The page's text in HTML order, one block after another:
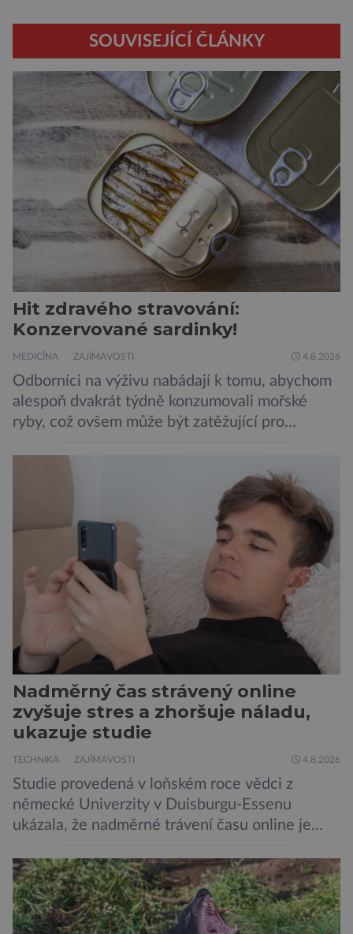
SOUVISEJÍCÍ ČLÁNKY
Hit zdravého stravování:
Konzervované sardinky!
MEDICÍNA ZAJÍMAVOSTI 4.8.2026
Odborníci na výživu nabádají k tomu, abychom
alespoň dvakrát týdně konzumovali mořské
ryby, což ovšem může být zatěžující pro
doporučení se nyní staly konzervované
sardinky, které si může dovolit opravdu každý
„Místo toho, aby poskytovaly izolované
mononutrienty, jsou rybí konzervy kompletní
potravinou,“ říká nutriční specialista Colin
Robertson a zdůrazňuje […]
Nadměrný čas strávený online
zvyšuje stres a zhoršuje náladu,
ukazuje studie
TECHNIKA ZAJÍMAVOSTI 4.8.2026
Studie provedená v loňském roce vědci z
německé Univerzity v Duisburgu-Essenu
ukázala, že nadměrné trávení času online je
vede k zanedbávání dalších aktivit. Zúčastnilo
se jí 900 dospělých Němců, kteří uvedli, že se v
posledním roce alespoň jednou zapojili do hraní
her, sledování pornografie, sledování sociálních